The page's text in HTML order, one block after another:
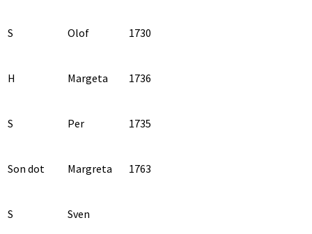
S Olof 1730
H Margeta 1736
S Per 1735
Son dot Margreta 1763
S Sven